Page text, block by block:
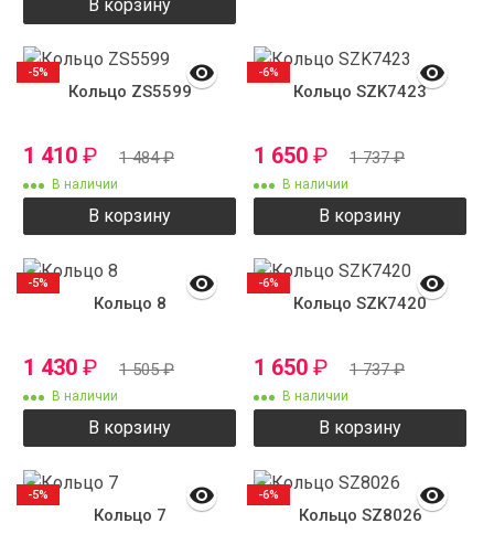
В корзину
Кольцо ZS5599
1 410 ₽ 1 484₽
В наличии
В корзину
-5%
Кольцо SZK7423
1 650 ₽ 1 737₽
В наличии
В корзину
-6%
Кольцо 8
1 430 ₽ 1 505₽
В наличии
В корзину
-5%
Кольцо SZK7420
1 650 ₽ 1 737₽
В наличии
В корзину
-6%
Кольцо 7
-5%
Кольцо SZ8026
-6%